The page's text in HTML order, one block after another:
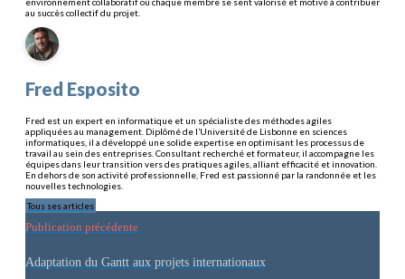
environnement collaboratif où chaque membre se sent valorisé et motivé à contribuer
au succès collectif du projet.
Fred Esposito
Fred est un expert en informatique et un spécialiste des méthodes agiles
appliquées au management. Diplômé de l’Université de Lisbonne en sciences
informatiques, il a développé une solide expertise en optimisant les processus de
travail au sein des entreprises. Consultant recherché et formateur, il accompagne les
équipes dans leur transition vers des pratiques agiles, alliant efficacité et innovation.
En dehors de son activité professionnelle, Fred est passionné par la randonnée et les
nouvelles technologies.
Tous ses articles
Publication précédente
Adaptation du Gantt aux projets internationaux